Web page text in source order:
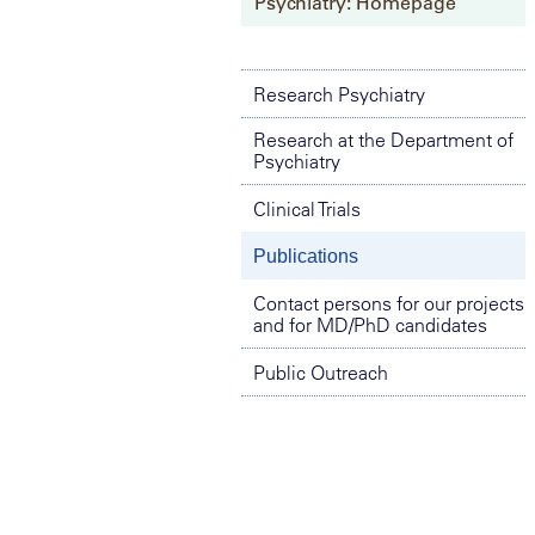
Research Psychiatry
Research at the Department of
Psychiatry
Clinical Trials
Publications
Contact persons for our projects
and for MD/PhD candidates
Public Outreach